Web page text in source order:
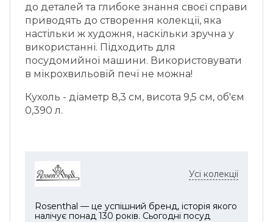
до деталей та глибоке знання своєї справи
приводять до створення колекції, яка
настільки ж художня, наскільки зручна у
використанні. Підходить для
посудомийної машини. Використовувати
в мікрохвильовій печі не можна!
Кухоль - діаметр 8,3 см, висота 9,5 см, об'єм
0,390 л.
Усі колекції
Rosenthal — це успішний бренд, історія якого
налічує понад 130 років. Сьогодні посуд